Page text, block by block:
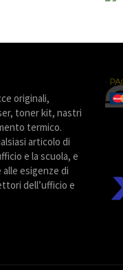
originali,
toner kit, nastri
termico.
articolo di
e la scuola, e
esigenze di
dell’ufficio e